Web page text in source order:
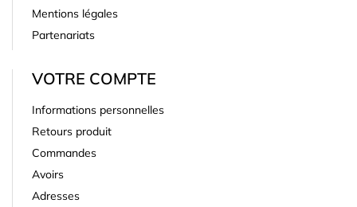
Mentions légales
Partenariats
VOTRE COMPTE
Informations personnelles
Retours produit
Commandes
Avoirs
Adresses